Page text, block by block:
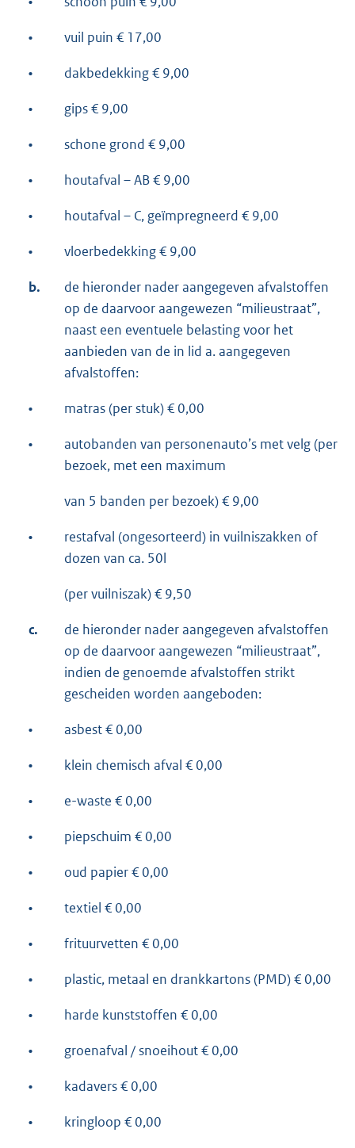
• vuil puin € 17,00
• dakbedekking € 9,00
• gips € 9,00
• schone grond € 9,00
• houtafval – AB € 9,00
• houtafval – C, geïmpregneerd € 9,00
• vloerbedekking € 9,00
b.
de hieronder nader aangegeven afvalstoffen
op de daarvoor aangewezen “milieustraat”,
naast een eventuele belasting voor het
aanbieden van de in lid a. aangegeven
afvalstoffen:
• matras (per stuk) € 0,00
•
autobanden van personenauto’s met velg (per
bezoek, met een maximum
van 5 banden per bezoek) € 9,00
•
restafval (ongesorteerd) in vuilniszakken of
dozen van ca. 50l
(per vuilniszak) € 9,50
c.
de hieronder nader aangegeven afvalstoffen
op de daarvoor aangewezen “milieustraat”,
indien de genoemde afvalstoffen strikt
gescheiden worden aangeboden:
• asbest € 0,00
• klein chemisch afval € 0,00
• e-waste € 0,00
• piepschuim € 0,00
• oud papier € 0,00
• textiel € 0,00
• frituurvetten € 0,00
• plastic, metaal en drankkartons (PMD) € 0,00
• harde kunststoffen € 0,00
• groenafval / snoeihout € 0,00
• kadavers € 0,00
• kringloop € 0,00